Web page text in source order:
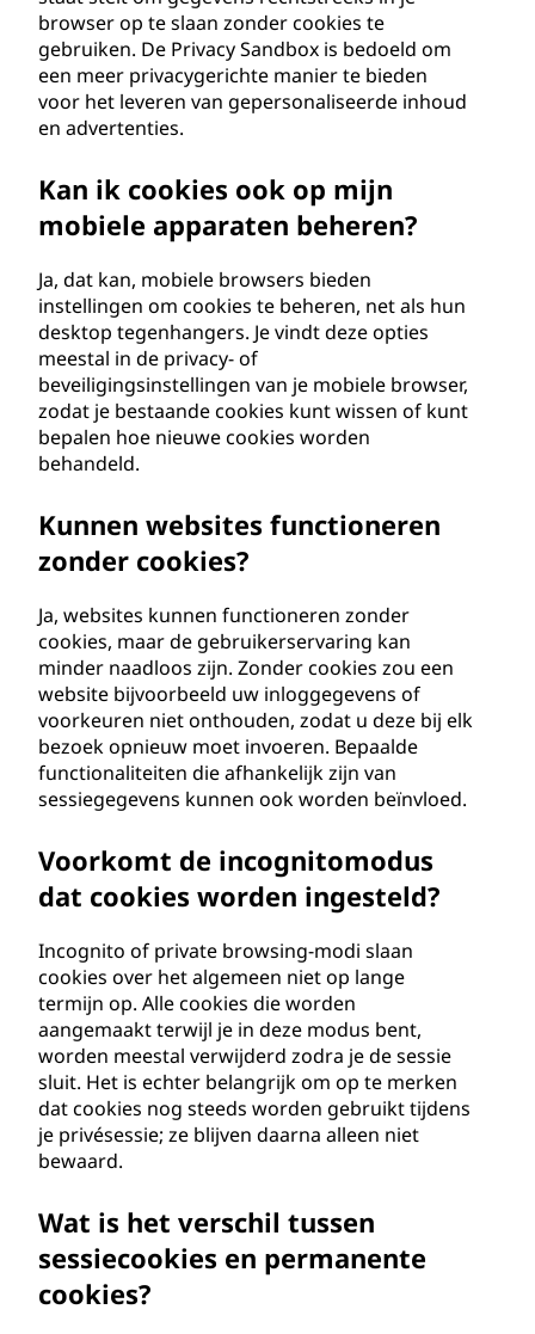
browser op te slaan zonder cookies te
gebruiken. De Privacy Sandbox is bedoeld om
een meer privacygerichte manier te bieden
voor het leveren van gepersonaliseerde inhoud
en advertenties.
Kan ik cookies ook op mijn
mobiele apparaten beheren?
Ja, dat kan, mobiele browsers bieden
instellingen om cookies te beheren, net als hun
desktop tegenhangers. Je vindt deze opties
meestal in de privacy- of
beveiligingsinstellingen van je mobiele browser,
zodat je bestaande cookies kunt wissen of kunt
bepalen hoe nieuwe cookies worden
behandeld.
Kunnen websites functioneren
zonder cookies?
Ja, websites kunnen functioneren zonder
cookies, maar de gebruikerservaring kan
minder naadloos zijn. Zonder cookies zou een
website bijvoorbeeld uw inloggegevens of
voorkeuren niet onthouden, zodat u deze bij elk
bezoek opnieuw moet invoeren. Bepaalde
functionaliteiten die afhankelijk zijn van
sessiegegevens kunnen ook worden beïnvloed.
Voorkomt de incognitomodus
dat cookies worden ingesteld?
Incognito of private browsing-modi slaan
cookies over het algemeen niet op lange
termijn op. Alle cookies die worden
aangemaakt terwijl je in deze modus bent,
worden meestal verwijderd zodra je de sessie
sluit. Het is echter belangrijk om op te merken
dat cookies nog steeds worden gebruikt tijdens
je privésessie; ze blijven daarna alleen niet
bewaard.
Wat is het verschil tussen
sessiecookies en permanente
cookies?